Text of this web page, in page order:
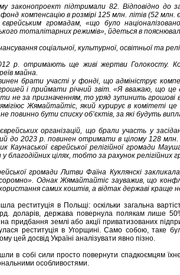
законопроект підтримали 82. Відповідно до
компенсацію в розмірі 125 млн. літів (52
громадам, «що було
тоталітарних режимів», йдеться в
соціальної, культурної, освітньої та
р. отримають ще живі жертви Голокосту.
майна.
брати участі у фонді, що адмініструє
і приймати річний звіт. «Я вважаю, що це
не за призначенням, то уряд зупинить грошові
Жямайтайтіс, який курирує в комітеті
повинно бути списку об’єктів, за які будуть
організацій, що брали участь у
до 2023 р. повинен отримати в цілому 128
Каунаської єврейської релігійної громади
благодійних цілях, тобто за рахунок
громади Литви Фаїна Куклянскі
Однак Жямайтайтіс зауважив, що
самих коштів, а відтак державі краще
реституція в Польщі: оскільки загальна
доларів, держава повернула полякам лише
придбання землі або акції приватизованих
реституція в Угорщині. Само собою, таке
цей досвід Україні аналізувати явно пізно.
в собі сили просто повернути спадкоємцям
особливостями.